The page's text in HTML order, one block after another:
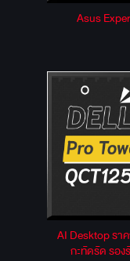
Asus
AI Desktop รา
กะทัดรัด รอง